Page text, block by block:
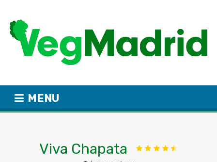
MENU
Viva Chapata